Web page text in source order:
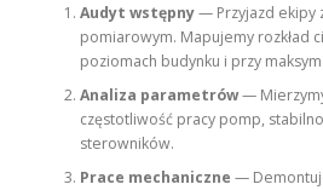
Audyt wstępny— Przyjazd ekipy
pomiarowym. Mapujemy rozkład
poziomach budynku i przy
Analiza parametrów—
częstotliwość pracy pomp,
sterowników.
Prace mechaniczne —